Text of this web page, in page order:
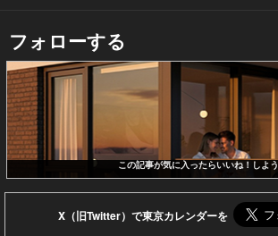
フォローする
この記事が気に入ったらいいね！しよう
X（旧Twitter）で東京カレンダーを